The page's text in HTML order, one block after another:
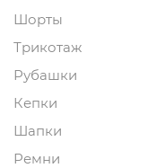
Шорты
Трикотаж
Рубашки
Кепки
Шапки
Ремни